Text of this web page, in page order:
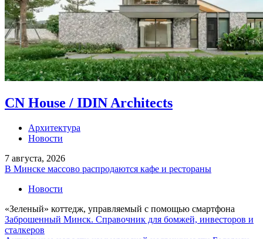
CN House / IDIN Architects
Архитектура
Новости
7 августа, 2026
В Минске массово распродаются кафе и рестораны
Новости
«Зеленый» коттедж, управляемый с помощью смартфона
Заброшенный Минск. Справочник для бомжей, инвесторов и
сталкеров